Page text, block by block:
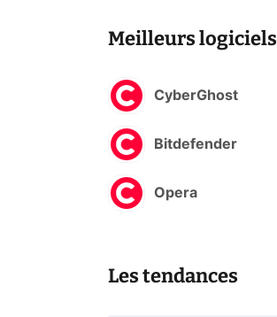
Meilleurs logiciels
CyberGhost
Bitdefender
Opera
Les tendances